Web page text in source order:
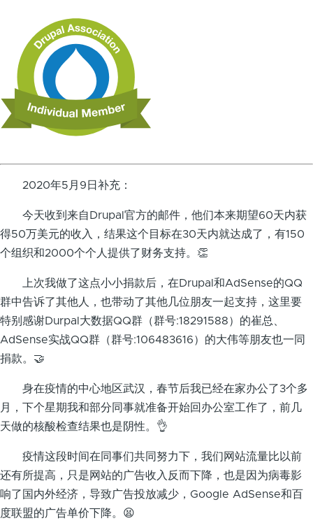
2020年5月9日补充：
今天收到来自Drupal官方的邮件，他们本来期望60天内获
得50万美元的收入，结果这个目标在30天内就达成了，有150
个组织和2000个个人提供了财务支持。👏
上次我做了这点小小捐款后，在Drupal和AdSense的QQ
群中告诉了其他人，也带动了其他几位朋友一起支持，这里要
特别感谢Durpal大数据QQ群（群号:18291588）的崔总、
AdSense实战QQ群（群号:106483616）的大伟等朋友也一同
捐款。🤝
身在疫情的中心地区武汉，春节后我已经在家办公了3个多
月，下个星期我和部分同事就准备开始回办公室工作了，前几
天做的核酸检查结果也是阴性。👌
疫情这段时间在同事们共同努力下，我们网站流量比以前
还有所提高，只是网站的广告收入反而下降，也是因为病毒影
响了国内外经济，导致广告投放减少，Google AdSense和百
度联盟的广告单价下降。😫